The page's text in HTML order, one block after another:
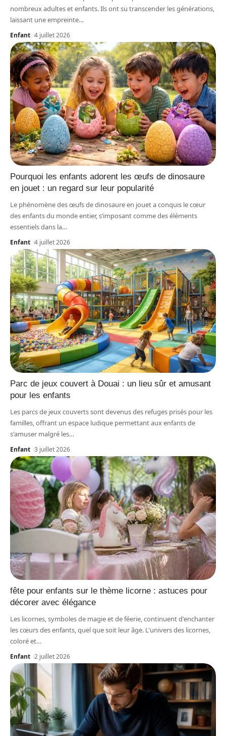
nombreux adultes et enfants. Ils ont su transcender les générations,
laissant une empreinte…
Enfant 4 juillet 2026
Pourquoi les enfants adorent les œufs de dinosaure
en jouet : un regard sur leur popularité
Le phénomène des œufs de dinosaure en jouet a conquis le cœur
des enfants du monde entier, s’imposant comme des éléments
essentiels dans la…
Enfant 4 juillet 2026
Parc de jeux couvert à Douai : un lieu sûr et amusant
pour les enfants
Les parcs de jeux couverts sont devenus des refuges prisés pour les
familles, offrant un espace ludique permettant aux enfants de
s'amuser malgré les…
Enfant 3 juillet 2026
fête pour enfants sur le thème licorne : astuces pour
décorer avec élégance
Les licornes, symboles de magie et de féerie, continuent d'enchanter
les cœurs des enfants, quel que soit leur âge. L'univers des licornes,
coloré et…
Enfant 2 juillet 2026